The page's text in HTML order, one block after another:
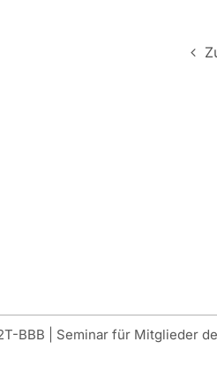
BBB | Seminar für Mitglieder